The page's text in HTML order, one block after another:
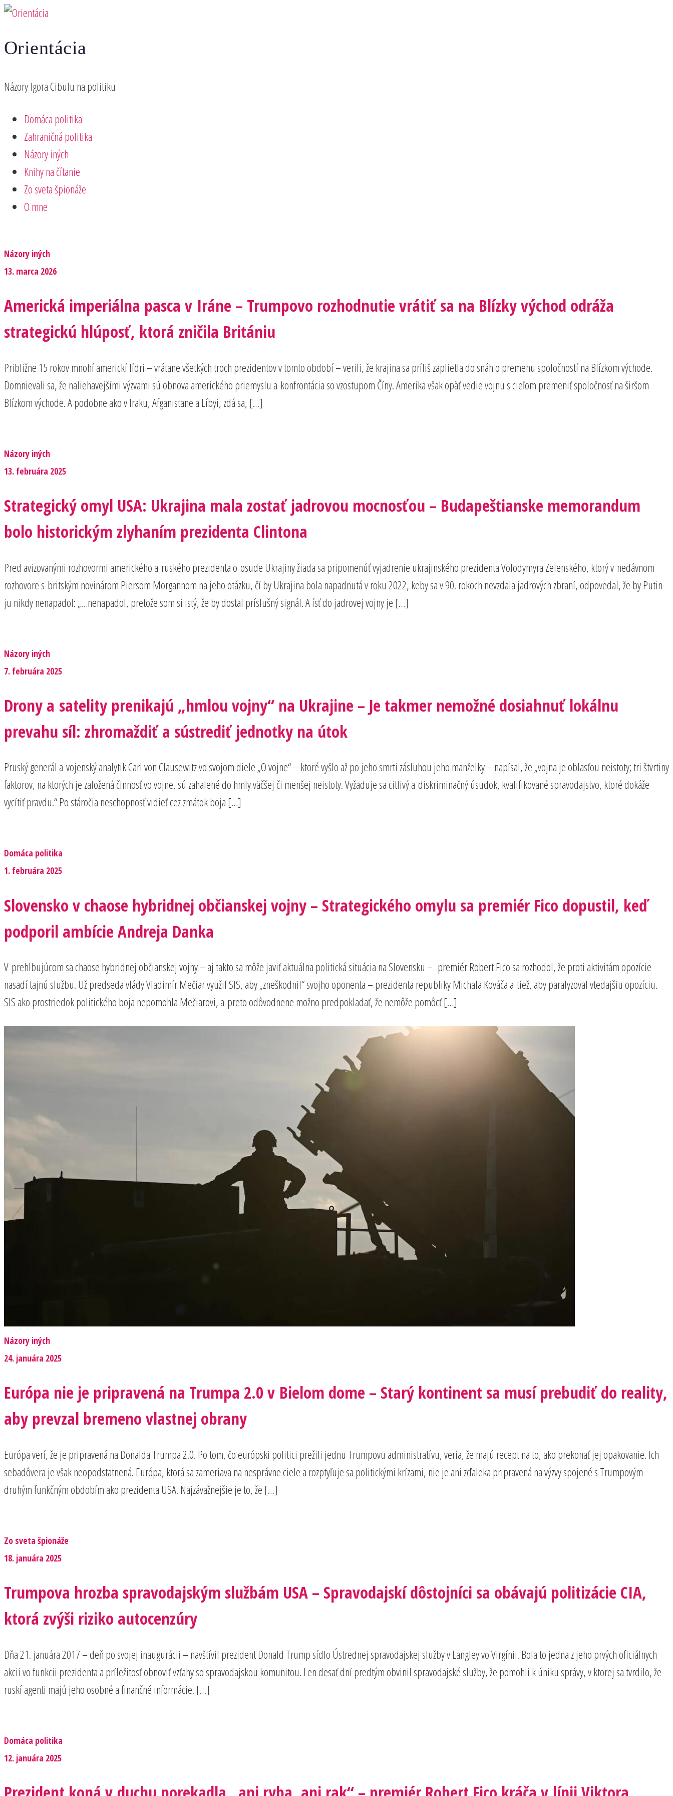
Preskočiť
obsah
Orientácia
Názory Igora Cibulu na politiku
Domáca politika
Zahraničná politika
Názory iných
Knihy na čítanie
Zo sveta špionáže
O mne
Názory iných
13. marca 2026
Americká imperiálna pasca v Iráne – Trumpovo rozhodnutie vrátiť sa na Blízky východ odráža
strategickú hlúposť, ktorá zničila Britániu
Približne 15 rokov mnohí americkí lídri – vrátane všetkých troch prezidentov v tomto období – verili, že krajina sa príliš zaplietla do snáh o premenu spoločností na Blízkom východe.
Domnievali sa, že naliehavejšími výzvami sú obnova amerického priemyslu a konfrontácia so vzostupom Číny. Amerika však opäť vedie vojnu s cieľom premeniť spoločnosť na širšom
Blízkom východe. A podobne ako v Iraku, Afganistane a Líbyi, zdá sa, […]
Názory iných
13. februára 2025
Strategický omyl USA: Ukrajina mala zostať jadrovou mocnosťou – Budapeštianske memorandum
bolo historickým zlyhaním prezidenta Clintona
Pred avizovanými rozhovormi amerického a ruského prezidenta o osude Ukrajiny žiada sa pripomenúť vyjadrenie ukrajinského prezidenta Volodymyra Zelenského, ktorý v nedávnom
rozhovore s britským novinárom Piersom Morgannom na jeho otázku, čí by Ukrajina bola napadnutá v roku 2022, keby sa v 90. rokoch nevzdala jadrových zbraní, odpovedal, že by Putin
ju nikdy nenapadol: „…nenapadol, pretože som si istý, že by dostal príslušný signál. A ísť do jadrovej vojny je […]
Názory iných
7. februára 2025
Drony a satelity prenikajú „hmlou vojny“ na Ukrajine – Je takmer nemožné dosiahnuť lokálnu
prevahu síl: zhromaždiť a sústrediť jednotky na útok
Pruský generál a vojenský analytik Carl von Clausewitz vo svojom diele „O vojne“ – ktoré vyšlo až po jeho smrti zásluhou jeho manželky – napísal, že „vojna je oblasťou neistoty; tri štvrtiny
faktorov, na ktorých je založená činnosť vo vojne, sú zahalené do hmly väčšej či menšej neistoty. Vyžaduje sa citlivý a diskriminačný úsudok, kvalifikované spravodajstvo, ktoré dokáže
vycítiť pravdu.“ Po stáročia neschopnosť vidieť cez zmätok boja […]
Domáca politika
1. februára 2025
Slovensko v chaose hybridnej občianskej vojny – Strategického omylu sa premiér Fico dopustil, keď
podporil ambície Andreja Danka
V prehlbujúcom sa chaose hybridnej občianskej vojny – aj takto sa môže javiť aktuálna politická situácia na Slovensku – premiér Robert Fico sa rozhodol, že proti aktivitám opozície
nasadí tajnú službu. Už predseda vlády Vladimír Mečiar využil SIS, aby „zneškodnil“ svojho oponenta – prezidenta republiky Michala Kováča a tiež, aby paralyzoval vtedajšiu opozíciu.
SIS ako prostriedok politického boja nepomohla Mečiarovi, a preto odôvodnene možno predpokladať, že nemôže pomôcť […]
Názory iných
24. januára 2025
Európa nie je pripravená na Trumpa 2.0 v Bielom dome – Starý kontinent sa musí prebudiť do reality,
aby prevzal bremeno vlastnej obrany
Európa verí, že je pripravená na Donalda Trumpa 2.0. Po tom, čo európski politici prežili jednu Trumpovu administratívu, veria, že majú recept na to, ako prekonať jej opakovanie. Ich
sebadôvera je však neopodstatnená. Európa, ktorá sa zameriava na nesprávne ciele a rozptyľuje sa politickými krízami, nie je ani zďaleka pripravená na výzvy spojené s Trumpovým
druhým funkčným obdobím ako prezidenta USA. Najzávažnejšie je to, že […]
Zo sveta špionáže
18. januára 2025
Trumpova hrozba spravodajským službám USA – Spravodajskí dôstojníci sa obávajú politizácie CIA,
ktorá zvýši riziko autocenzúry
Dňa 21. januára 2017 – deň po svojej inaugurácii – navštívil prezident Donald Trump sídlo Ústrednej spravodajskej služby v Langley vo Virgínii. Bola to jedna z jeho prvých oficiálnych
akcií vo funkcii prezidenta a príležitosť obnoviť vzťahy so spravodajskou komunitou. Len desať dní predtým obvinil spravodajské služby, že pomohli k úniku správy, v ktorej sa tvrdilo, že
ruskí agenti majú jeho osobné a finančné informácie. […]
Domáca politika
12. januára 2025